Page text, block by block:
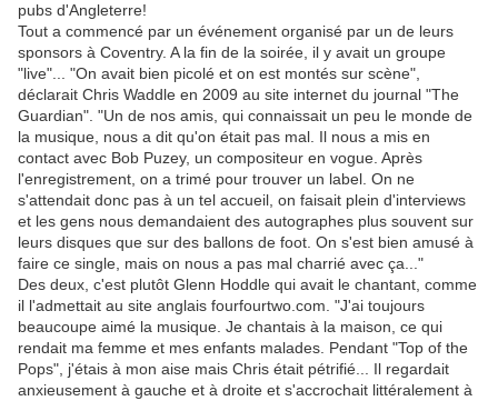
pubs d'Angleterre!
Tout a commencé par un événement organisé par un de leurs
sponsors à Coventry. A la fin de la soirée, il y avait un groupe
"live"... "On avait bien picolé et on est montés sur scène",
déclarait Chris Waddle en 2009 au site internet du journal "The
Guardian". "Un de nos amis, qui connaissait un peu le monde de
la musique, nous a dit qu'on était pas mal. Il nous a mis en
contact avec Bob Puzey, un compositeur en vogue. Après
l'enregistrement, on a trimé pour trouver un label. On ne
s'attendait donc pas à un tel accueil, on faisait plein d'interviews
et les gens nous demandaient des autographes plus souvent sur
leurs disques que sur des ballons de foot. On s'est bien amusé à
faire ce single, mais on nous a pas mal charrié avec ça..."
Des deux, c'est plutôt Glenn Hoddle qui avait le chantant, comme
il l'admettait au site anglais fourfourtwo.com. "J'ai toujours
beaucoupe aimé la musique. Je chantais à la maison, ce qui
rendait ma femme et mes enfants malades. Pendant "Top of the
Pops", j'étais à mon aise mais Chris était pétrifié... Il regardait
anxieusement à gauche et à droite et s'accrochait littéralement à